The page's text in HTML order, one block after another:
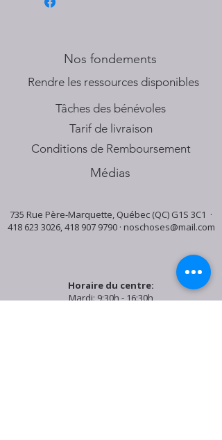
Nos fondements
​Rendre les ressources disponibles
Tâches des bénévoles
Tarif de livraison
Conditions de Remboursement
Médias
735 Rue Père-Marquette, Québec (QC) G1S 3C1 ·
418 623 3026,418 907 9790· noschoses@mail.com
Horaire du centre:
Mardi: 9:30h - 16:30h